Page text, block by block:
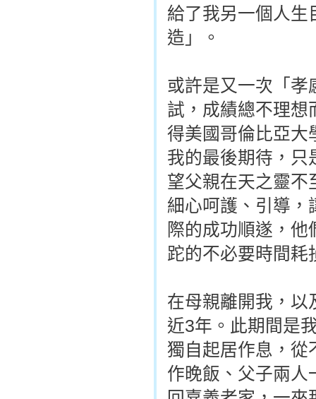
給了我另一個人生
造」。
或許是又一次「孝
試，成績總不理想
得美國哥倫比亞大
我的最後期待，只
望父親在天之靈不
細心呵護、引導，
際的成功順遂，
跎的不必要時間耗
在母親離開我，以
近3年。此期間是
獨自起居作息，從
作晚飯、父子兩人